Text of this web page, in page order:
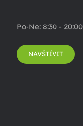
Po-Ne: 8:30 - 20:00
NAVŠTÍVIT